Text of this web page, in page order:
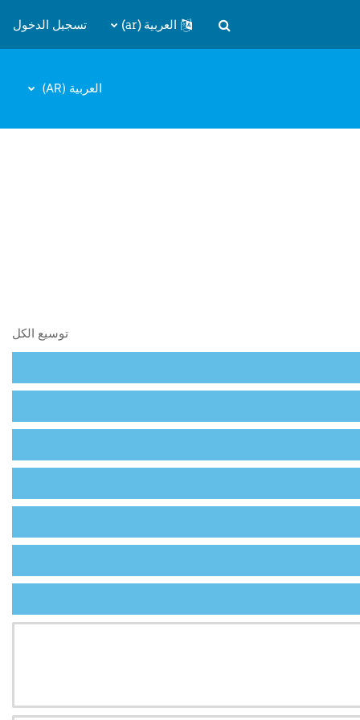
تبديل إدخال البحث
العربية ‎(ar)‎ تسجيل الدخول
العربية ‎(AR)‎
توسيع الكل